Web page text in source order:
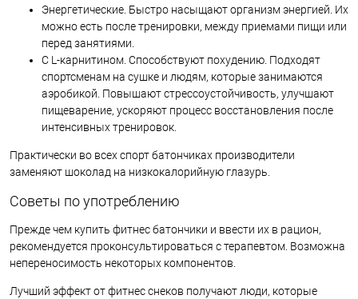
Энергетические. Быстро насыщают организм энергией. Их
можно есть после тренировки, между приемами пищи или
перед занятиями.
С L-карнитином. Способствуют похудению. Подходят
спортсменам на сушке и людям, которые занимаются
аэробикой. Повышают стрессоустойчивость, улучшают
пищеварение, ускоряют процесс восстановления после
интенсивных тренировок.
Практически во всех спорт батончиках производители
заменяют шоколад на низкокалорийную глазурь.
Советы по употреблению
Прежде чем купить фитнес батончики и ввести их в рацион,
рекомендуется проконсультироваться с терапевтом. Возможна
непереносимость некоторых компонентов.
Лучший эффект от фитнес снеков получают люди, которые